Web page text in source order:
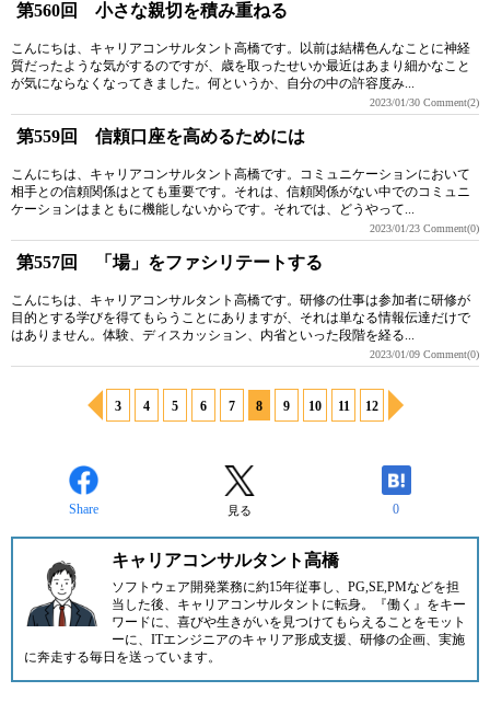
第560回 小さな親切を積み重ねる
こんにちは、キャリアコンサルタント高橋です。以前は結構色んなことに神経
質だったような気がするのですが、歳を取ったせいか最近はあまり細かなこと
が気にならなくなってきました。何というか、自分の中の許容度み...
2023/01/30 Comment(2)
第559回 信頼口座を高めるためには
こんにちは、キャリアコンサルタント高橋です。コミュニケーションにおいて
相手との信頼関係はとても重要です。それは、信頼関係がない中でのコミュニ
ケーションはまともに機能しないからです。それでは、どうやって...
2023/01/23 Comment(0)
第557回 「場」をファシリテートする
こんにちは、キャリアコンサルタント高橋です。研修の仕事は参加者に研修が
目的とする学びを得てもらうことにありますが、それは単なる情報伝達だけで
はありません。体験、ディスカッション、内省といった段階を経る...
2023/01/09 Comment(0)
3 4 5 6 7 8 9 10 11 12
Share 見る 0
キャリアコンサルタント高橋
ソフトウェア開発業務に約15年従事し、PG,SE,PMなどを担
当した後、キャリアコンサルタントに転身。『働く』をキー
ワードに、喜びや生きがいを見つけてもらえることをモット
ーに、ITエンジニアのキャリア形成支援、研修の企画、実施
に奔走する毎日を送っています。